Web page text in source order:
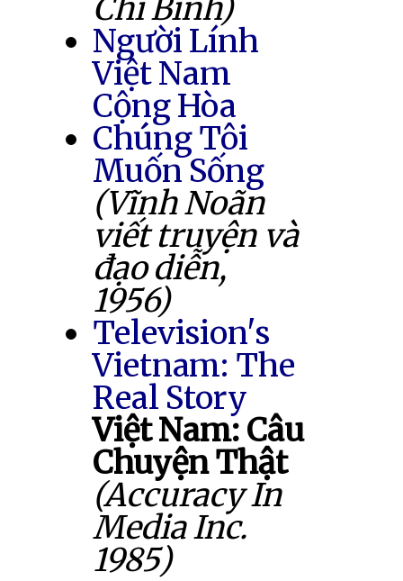
Chí Bình)
Người Lính
Việt Nam
Cộng Hòa
Chúng Tôi
Muốn Sống
(Vĩnh Noãn
viết truyện và
đạo diễn,
1956)
Television's
Vietnam: The
Real Story
Việt Nam: Câu
Chuyện Thật
(Accuracy In
Media Inc.
1985)